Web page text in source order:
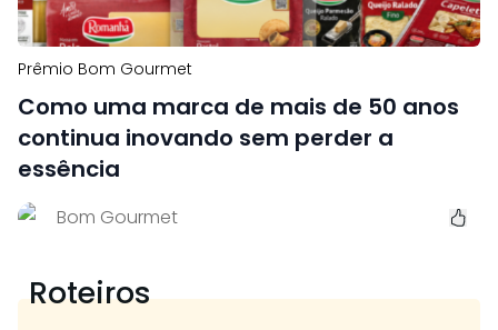
Prêmio Bom Gourmet
Como uma marca de mais de 50 anos
continua inovando sem perder a
essência
Bom Gourmet
Roteiros